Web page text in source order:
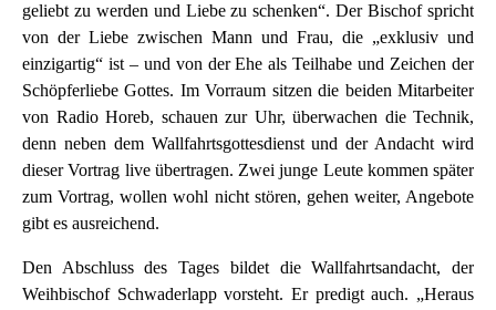
geliebt zu werden und Liebe zu schenken“. Der Bischof spricht
von der Liebe zwischen Mann und Frau, die „exklusiv und
einzigartig“ ist – und von der Ehe als Teilhabe und Zeichen der
Schöpferliebe Gottes. Im Vorraum sitzen die beiden Mitarbeiter
von Radio Horeb, schauen zur Uhr, überwachen die Technik,
denn neben dem Wallfahrtsgottesdienst und der Andacht wird
dieser Vortrag live übertragen. Zwei junge Leute kommen später
zum Vortrag, wollen wohl nicht stören, gehen weiter, Angebote
gibt es ausreichend.
Den Abschluss des Tages bildet die Wallfahrtsandacht, der
Weihbischof Schwaderlapp vorsteht. Er predigt auch. „Heraus